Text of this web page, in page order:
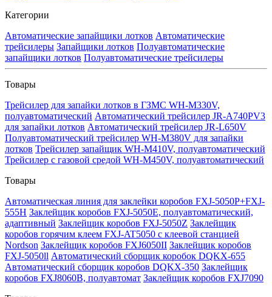
Категории
Автоматические запайщики лотков Автоматические
трейсилеры Запайщики лотков Полуавтоматические
запайщики лотков Полуавтоматические трейсилеры
Товары
Трейсилер для запайки лотков в ГЗМС WH-M330V,
полуавтоматический Автоматический трейсилер JR-A740PV3
для запайки лотков Автоматический трейсилер JR-L650V
Полуавтоматический трейсилер WH-M380V для запайки
лотков Трейсилер запайщик WH-M410V, полуавтоматический
Трейсилер с газовой средой WH-M450V, полуавтоматический
Товары
Автоматическая линия для заклейки коробов FXJ-5050P+FXJ-
555H Заклейщик коробов FXJ-5050E, полуавтоматический,
адаптивный Заклейщик коробов FXJ-5050Z Заклейщик
коробов горячим клеем FXJ-AT5050 с клеевой станцией
Nordson Заклейщик коробов FXJ6050II Заклейщик коробов
FXJ-5050ll Автоматический сборщик коробок DQKX-655
Автоматический сборщик коробов DQKX-350 Заклейщик
коробов FXJ8060B, полуавтомат Заклейщик коробов FXJ7090